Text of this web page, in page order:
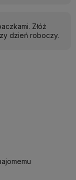
Złóż
dzień roboczy.